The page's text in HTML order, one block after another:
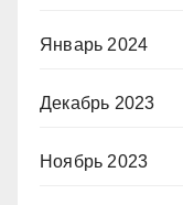
Январь 2024
Декабрь 2023
Ноябрь 2023